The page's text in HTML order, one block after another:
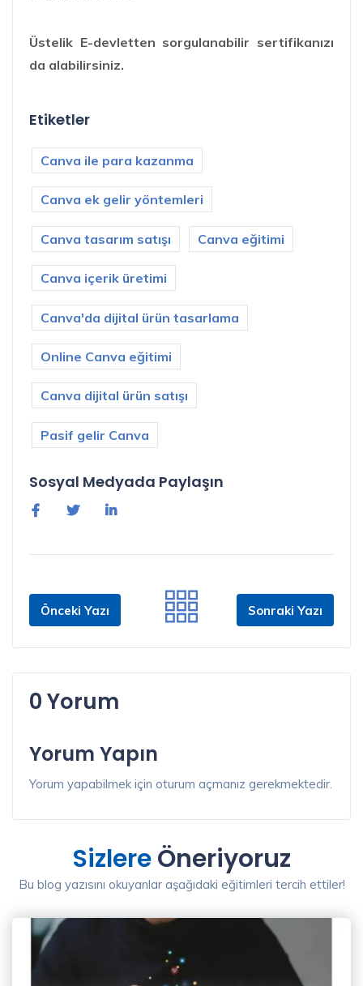
Üstelik E-devletten sorgulanabilir sertifikanızı
da alabilirsiniz.
Etiketler
Canva ile para kazanma
Canva ek gelir yöntemleri
Canva tasarım satışı Canva eğitimi
Canva içerik üretimi
Canva'da dijital ürün tasarlama
Online Canva eğitimi
Canva dijital ürün satışı
Pasif gelir Canva
Sosyal Medyada Paylaşın
Önceki Yazı Sonraki Yazı
0 Yorum
Yorum Yapın
Yorum yapabilmek için oturum açmanız gerekmektedir.
SizlereÖneriyoruz
Bu blog yazısını okuyanlar aşağıdaki eğitimleri tercih ettiler!